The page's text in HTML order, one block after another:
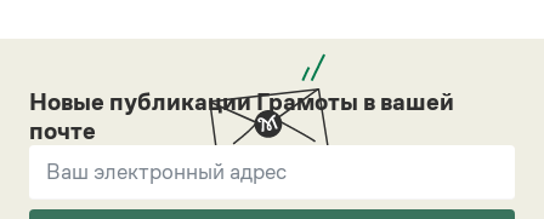
Новые публикации Грамоты в вашей
почте